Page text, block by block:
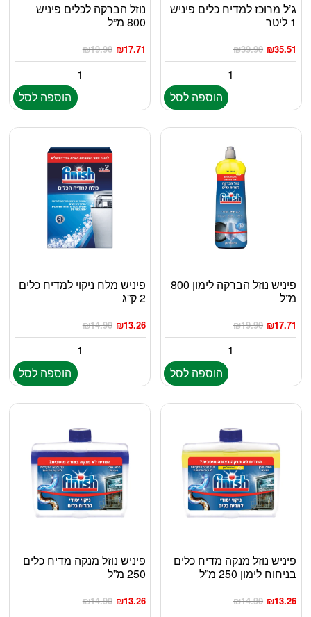
ג’ל מרוכז למדיח כלים פיניש
1 ליטר
₪39.90 ₪35.51
הוספה לסל
נוזל הברקה לכלים פיניש
800 מ”ל
₪19.90 ₪17.71
הוספה לסל
פיניש נוזל הברקה לימון 800
מ”ל
₪19.90 ₪17.71
הוספה לסל
פיניש מלח ניקוי למדיח כלים
2 ק”ג
₪14.90 ₪13.26
הוספה לסל
פיניש נוזל מנקה מדיח כלים
בניחוח לימון 250 מ”ל
₪14.90 ₪13.26
פיניש נוזל מנקה מדיח כלים
250 מ”ל
₪14.90 ₪13.26